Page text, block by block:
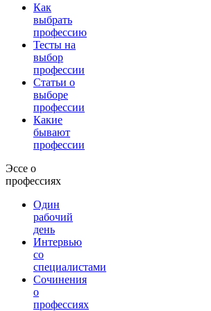
Как
выбрать
профессию
Тесты на
выбор
профессии
Статьи о
выборе
профессии
Какие
бывают
профессии
Эссе о
профессиях
Один
рабочий
день
Интервью
со
специалистами
Сочинения
о
профессиях